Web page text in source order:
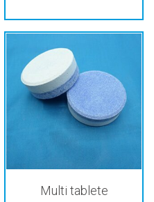
Multi tablete